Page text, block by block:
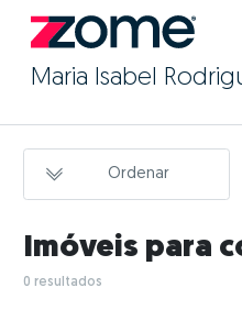
Maria Isabel
Ordenar
Imóveis para
0 resultados